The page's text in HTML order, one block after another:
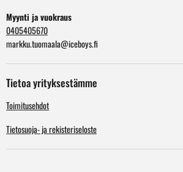
Myynti ja vuokraus
0405405670
markku.tuomaala@iceboys.fi
Tietoa yrityksestämme
Toimitusehdot
Tietosuoja- ja rekisteriseloste